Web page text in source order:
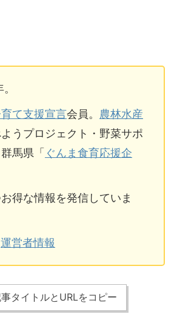
て支援宣言会員。 農林水産
ようプロジェクト・野菜サポ
馬県「 ぐんま食育応援企
得な情報を発信していま
運営者情報
タイトルとURLをコピー